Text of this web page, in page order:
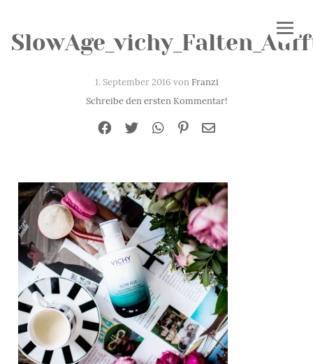
1. September 2016 vonFranzi
Schreibe den ersten Kommentar!